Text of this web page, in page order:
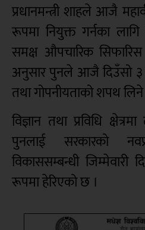
प्रधानमन्त्री शाहले आजै
रूपमा नियुक्त गर्नका लागि
समक्ष औपचारिक
अनुसार पुनले आजै दिउँसो
तथा गोपनीयताको शपथ लिने
विज्ञान तथा प्रविधि
पुनलाई सरकारको
विकाससम्बन्धी जिम्मेवारी
रूपमा हेरिएको छ ।